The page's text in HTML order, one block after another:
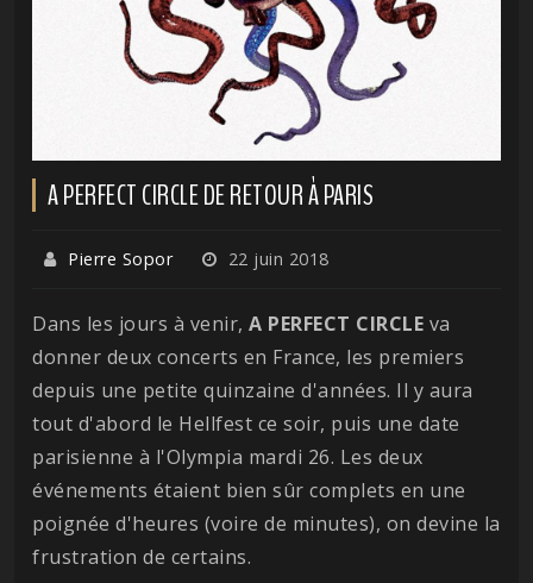
A PERFECT CIRCLE DE RETOUR À PARIS
Pierre Sopor 22 juin 2018
Dans les jours à venir, A PERFECT CIRCLE va
donner deux concerts en France, les premiers
depuis une petite quinzaine d'années. Il y aura
tout d'abord le Hellfest ce soir, puis une date
parisienne à l'Olympia mardi 26. Les deux
événements étaient bien sûr complets en une
poignée d'heures (voire de minutes), on devine la
frustration de certains.